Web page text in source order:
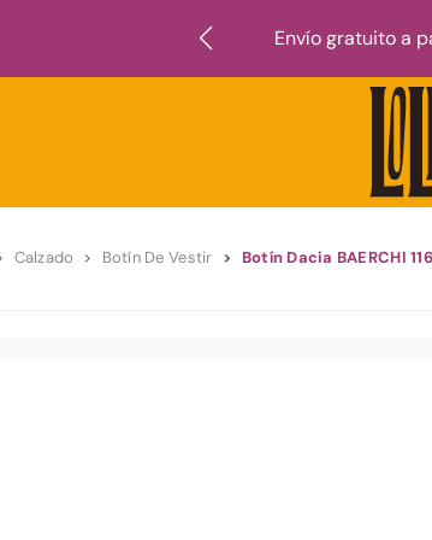
Envío gratuito a
Calzado Botín De Vestir Botín Dacia BAERCHI